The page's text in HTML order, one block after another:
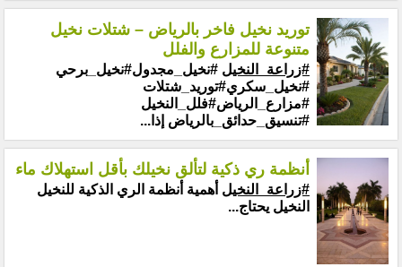
توريد نخيل فاخر بالرياض – شتلات نخيل
متنوعة للمزارع والفلل
#زراعة_النخيل #نخيل_مجدول#نخيل_برحي
#نخيل_سكري#توريد_شتلات
#مزارع_الرياض#فلل_النخيل
#تنسيق_حدائق_بالرياض إذا...
أنظمة ري ذكية لتألق نخيلك بأقل استهلاك ماء
#زراعة_النخيل أهمية أنظمة الري الذكية للنخيل
النخيل يحتاج...